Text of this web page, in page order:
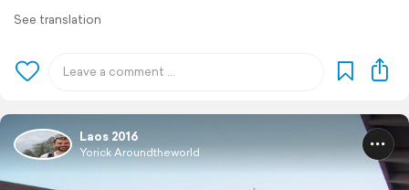
See translation
Laos 2016
Yorick Aroundtheworld